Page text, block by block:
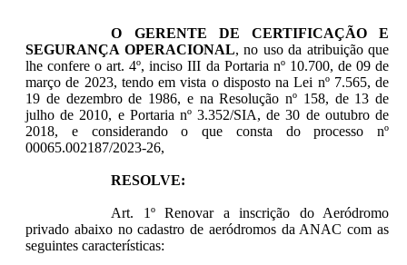
O GERENTE DE CERTIFICAÇÃO E
SEGURANÇA OPERACIONAL, no uso da atribuição que
lhe confere o art. 4º, inciso III da Portaria nº 10.700, de 09 de
março de 2023, tendo em vista o disposto na Lei nº 7.565, de
19 de dezembro de 1986, e na Resolução nº 158, de 13 de
julho de 2010, e Portaria nº 3.352/SIA, de 30 de outubro de
2018, e considerando o que consta do processo nº
00065.002187/2023-26,
RESOLVE:
Art. 1º Renovar a inscrição do Aeródromo
privado abaixo no cadastro de aeródromos da ANAC com as
seguintes características: